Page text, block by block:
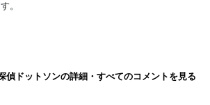
。
偵ドットソンの詳細・すべてのコメントを見る